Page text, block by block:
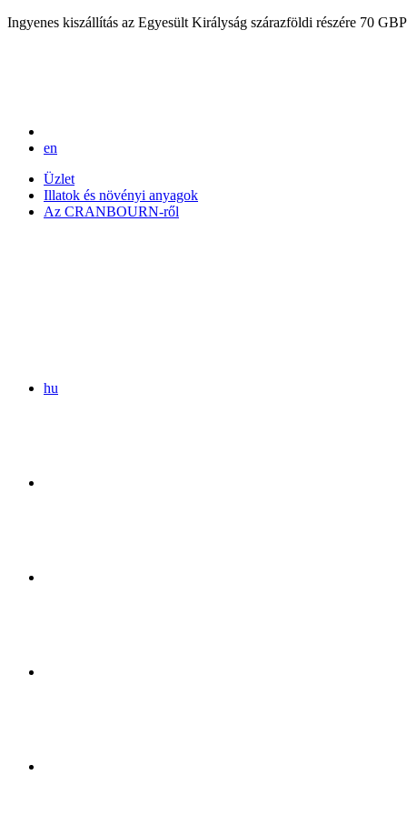
Ingyenes kiszállítás az Egyesült Királyság szárazföldi részére 70
en
Üzlet
Illatok és növényi anyagok
Az CRANBOURN-ről
hu